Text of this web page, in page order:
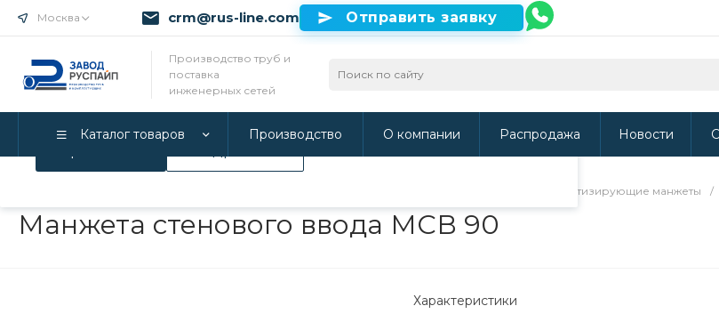
Мы используем Cookie. Если вы продолжаете использовать наш сайт, то
Политикой конфиденциальности
Москва crm@rus-line.com Отправить заявку
Производство труб и
поставка
инженерных сетей
Каталог товаров Производство О компании Распродажа Новости
Опорно-направляющие кольца и герметизирующие манжеты /
Манжета стенового ввода МСВ 90
Характеристики